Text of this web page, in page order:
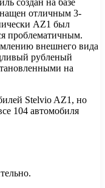
отличным 3-
AZ1 был
проблематичным.
внешнего вида
рубленый
на
Stelvio AZ1, но
104 автомобиля